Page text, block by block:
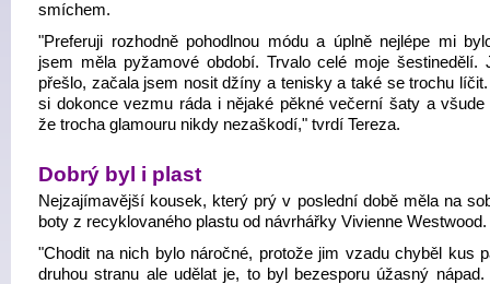
smíchem.
"Preferuji rozhodně pohodlnou módu a úplně nejlépe mi
jsem měla pyžamové období. Trvalo celé moje šestinedělí.
přešlo, začala jsem nosit džíny a tenisky a také se trochu
si dokonce vezmu ráda i nějaké pěkné večerní šaty a všude
že trocha glamouru nikdy nezaškodí," tvrdí Tereza.
Dobrý byl i plast
Nejzajímavější kousek, který prý v poslední době měla na
boty z recyklovaného plastu od návrhářky Vivienne Westwood.
"Chodit na nich bylo náročné, protože jim vzadu chyběl kus
druhou stranu ale udělat je, to byl bezesporu úžasný nápad.